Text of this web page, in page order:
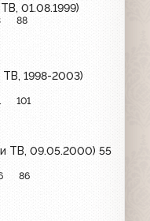
01.08.1999)
88
ТВ, 1998-2003)
101
ТВ, 09.05.2000) 55
86